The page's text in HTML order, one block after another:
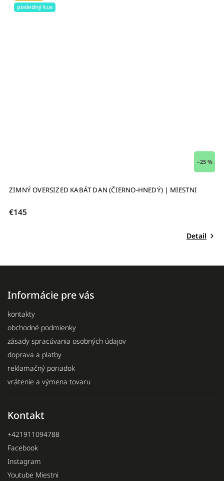
posledný kus
–25 %
ZIMNÝ OVERSIZED KABÁT DAN (ČIERNO-HNEDÝ) | MIESTNI
€145
Detail
Informácie pre vás
kontakty
obchodné podmienky
zásady spracúvania osobných údajov
doprava a platby
reklamačný poriadok
vrátenie a výmena tovaru
Kontakt
+421911094788
Facebook
Instagram
Youtube Miestni